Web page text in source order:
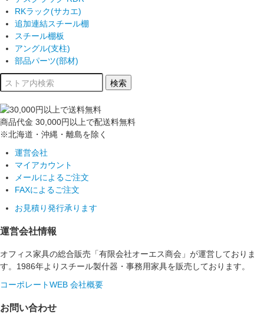
RKラック(サカエ)
追加連結スチール棚
スチール棚板
アングル(支柱)
部品パーツ(部材)
商品代金 30,000円以上で配送料無料
※北海道・沖縄・離島を除く
運営会社
マイアカウント
メールによるご注文
FAXによるご注文
お見積り発行承ります
運営会社情報
オフィス家具の総合販売「有限会社オーエス商会」が運営しておりま
す。1986年よりスチール製什器・事務用家具を販売しております。
コーポレートWEB 会社概要
お問い合わせ